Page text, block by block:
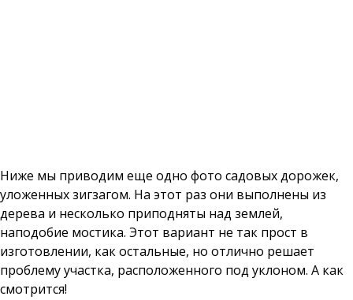
Ниже мы приводим еще одно фото садовых дорожек,
уложенных зигзагом. На этот раз они выполнены из
дерева и несколько приподняты над землей,
наподобие мостика. Этот вариант не так прост в
изготовлении, как остальные, но отлично решает
проблему участка, расположенного под уклоном. А как
смотрится!